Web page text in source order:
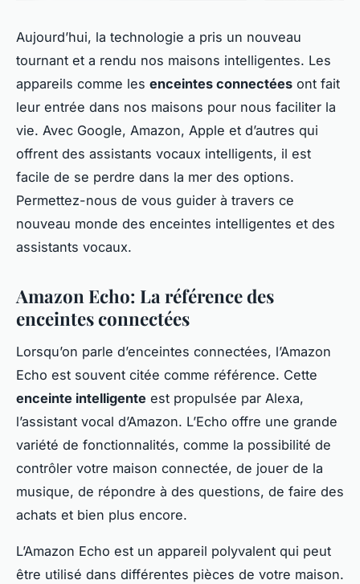
Aujourd’hui, la technologie a pris un nouveau
tournant et a rendu nos maisons intelligentes. Les
appareils comme les enceintes connectées ont fait
leur entrée dans nos maisons pour nous faciliter la
vie. Avec Google, Amazon, Apple et d’autres qui
offrent des assistants vocaux intelligents, il est
facile de se perdre dans la mer des options.
Permettez-nous de vous guider à travers ce
nouveau monde des enceintes intelligentes et des
assistants vocaux.
Amazon Echo: La référence des
enceintes connectées
Lorsqu’on parle d’enceintes connectées, l’Amazon
Echo est souvent citée comme référence. Cette
enceinte intelligente est propulsée par Alexa,
l’assistant vocal d’Amazon. L’Echo offre une grande
variété de fonctionnalités, comme la possibilité de
contrôler votre maison connectée, de jouer de la
musique, de répondre à des questions, de faire des
achats et bien plus encore.
L’Amazon Echo est un appareil polyvalent qui peut
être utilisé dans différentes pièces de votre maison.